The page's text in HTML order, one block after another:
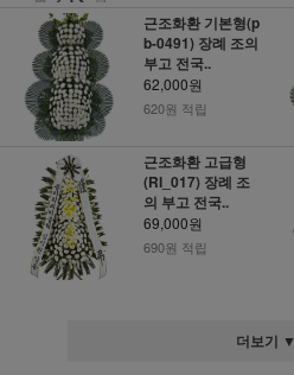
근조화환 기본형(p
b-0491) 장례 조의
부고 전국..
62,000원
620원 적립
근조화환 고급형
(RI_017) 장례 조
의 부고 전국..
69,000원
690원 적립
더보기 ▼